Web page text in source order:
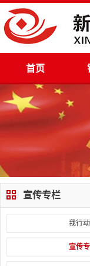
首页
宣传专栏
我行
宣传